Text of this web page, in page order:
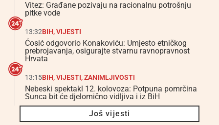
Vitez: Građane pozivaju na racionalnu potrošnju
pitke vode
13:32BIH,VIJESTI
Ćosić odgovorio Konakoviću: Umjesto etničkog
prebrojavanja, osigurajte stvarnu ravnopravnost
Hrvata
13:15BIH,VIJESTI,ZANIMLJIVOSTI
Nebeski spektakl 12. kolovoza: Potpuna pomrčina
Sunca bit će djelomično vidljiva i iz BiH
Još vijesti